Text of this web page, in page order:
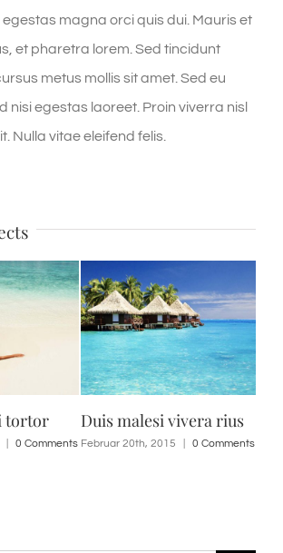
egestas magna orci quis dui. Mauris et
et pharetra lorem. Sed tincidunt
metus mollis sit amet. Sed eu
nisi egestas laoreet. Proin viverra nisl
Nulla vitae eleifend felis.
tortor
0 Comments
Duis malesi vivera rius
Februar 20th, 2015 0 Comments